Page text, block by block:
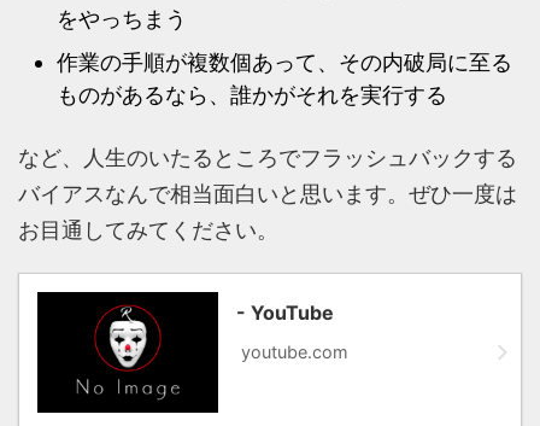
をやっちまう
作業の手順が複数個あって、その内破局に至る
ものがあるなら、誰かがそれを実行する
など、人生のいたるところでフラッシュバックする
バイアスなんで相当面白いと思います。ぜひ一度は
お目通してみてください。
- YouTube
youtube.com